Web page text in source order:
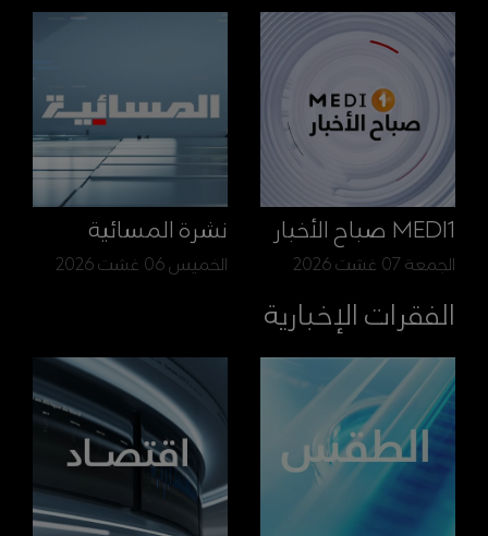
MEDI1 صباح الأخبار
الجمعة 07 غشت 2026
نشرة المسائية
الخميس 06 غشت 2026
الفقرات الإخبارية